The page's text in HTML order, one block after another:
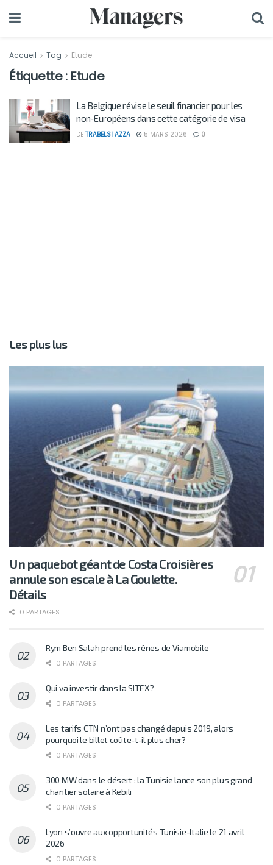
Accueil Tag Etude
Étiquette : Etude
La Belgique révise le seuil financier pour les
non‑Européens dans cette catégorie de visa
DE TRABELSI AZZA 5 MARS 2026 0
Les plus lus
Un paquebot géant de Costa Croisières
annule son escale à La Goulette.
Détails
0 PARTAGES
Rym Ben Salah prend les rênes de Viamobile
0 PARTAGES
Qui va investir dans la SITEX?
0 PARTAGES
Les tarifs CTN n’ont pas changé depuis 2019, alors
pourquoi le billet coûte-t-il plus cher?
0 PARTAGES
300 MW dans le désert : la Tunisie lance son plus grand
chantier solaire à Kebili
0 PARTAGES
Lyon s’ouvre aux opportunités Tunisie-Italie le 21 avril
2026
0 PARTAGES